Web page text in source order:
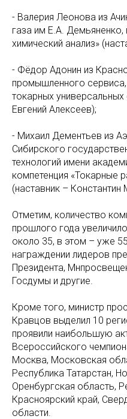
- Валерия Леонова из
газа им Е.А.
химический анализ»
- Фёдор Адонин из
промышленного
токарных универсальных
Евгений Алексеев);
- Михаил Дементьев из
Сибирского
технологий имени
компетенция «Токарные
(наставник – Константин
Отметим, количество
прошлого года
около 35, в этом – уже
награждении лидеров
Президента,
Госдумы и другие.
Кроме того, министр
Кравцов выделил 10
проявили наибольшую
Всероссийского
Москва, Московская
Республика Татарстан,
Оренбургская область,
Красноярский край,
области.